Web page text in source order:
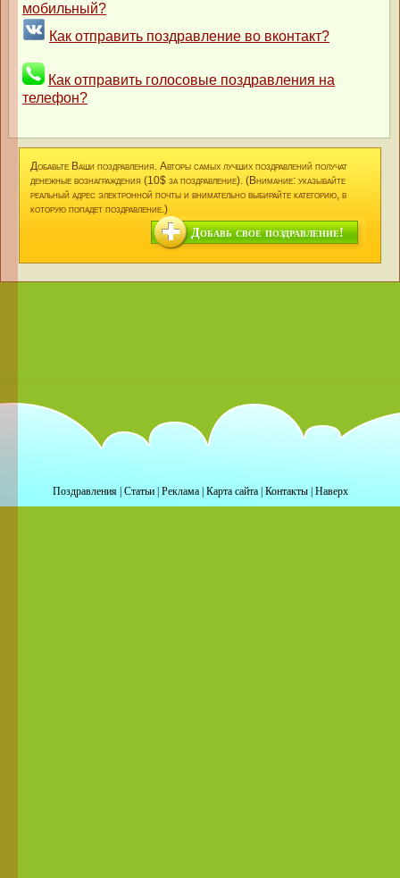
мобильный?
Как отправить поздравление во вконтакт?
Как отправить голосовые поздравления на
телефон?
Добавьте Ваши поздравления. Авторы самых лучших поздравлений получат
денежные вознаграждения (10$ за поздравление). (Внимание: указывайте
реальный адрес электронной почты и внимательно выбирайте категорию, в
которую попадет поздравление.)
Добавь свое поздравление!
Поздравления| Статьи| Реклама| Карта сайта| Контакты| Наверх